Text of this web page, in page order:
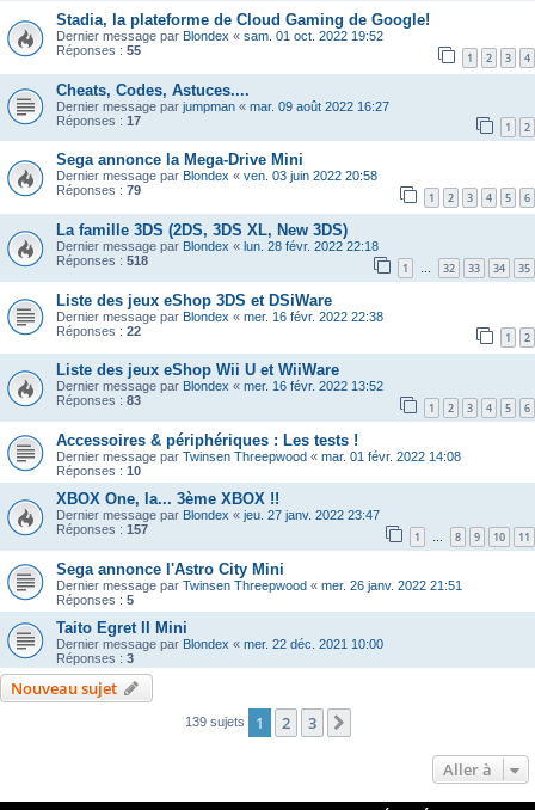
Stadia, la plateforme de Cloud Gaming de Google!
Dernier message par Blondex « sam. 01 oct. 2022 19:52
Réponses : 55 1 2 3 4
Cheats, Codes, Astuces....
Dernier message par jumpman « mar. 09 août 2022 16:27
Réponses : 17 1 2
Sega annonce la Mega-Drive Mini
Dernier message par Blondex « ven. 03 juin 2022 20:58
Réponses : 79 1 2 3 4 5 6
La famille 3DS (2DS, 3DS XL, New 3DS)
Dernier message par Blondex « lun. 28 févr. 2022 22:18
Réponses : 518 1 … 32 33 34 35
Liste des jeux eShop 3DS et DSiWare
Dernier message par Blondex « mer. 16 févr. 2022 22:38
Réponses : 22 1 2
Liste des jeux eShop Wii U et WiiWare
Dernier message par Blondex « mer. 16 févr. 2022 13:52
Réponses : 83 1 2 3 4 5 6
Accessoires & périphériques : Les tests !
Dernier message par Twinsen Threepwood « mar. 01 févr. 2022 14:08
Réponses : 10
XBOX One, la... 3ème XBOX !!
Dernier message par Blondex « jeu. 27 janv. 2022 23:47
Réponses : 157 1 … 8 9 10 11
Sega annonce l'Astro City Mini
Dernier message par Twinsen Threepwood « mer. 26 janv. 2022 21:51
Réponses : 5
Taito Egret II Mini
Dernier message par Blondex « mer. 22 déc. 2021 10:00
Réponses : 3
Nouveau sujet
139 sujets 1 2 3
Aller à